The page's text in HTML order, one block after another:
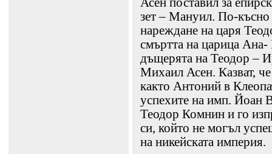
зет – Мануил. По-късно
нареждане на царя
смъртта на царица
дъщерята на Теодор –
Михаил Асен. Казват,
както Антоний в
успехите на имп. Йоан
Теодор Комнин и го
си, който не могъл
на никейската империя.